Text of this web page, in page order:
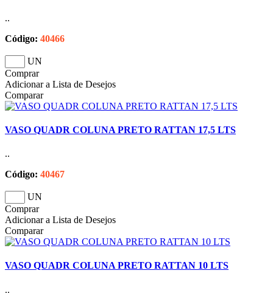
..
Código: 40466
UN
Comprar
Adicionar a Lista de Desejos
Comparar
VASO QUADR COLUNA PRETO RATTAN 17,5 LTS
..
Código: 40467
UN
Comprar
Adicionar a Lista de Desejos
Comparar
VASO QUADR COLUNA PRETO RATTAN 10 LTS
..